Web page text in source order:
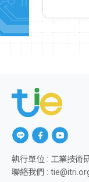
這些感
人或物
另開新視窗前往
另開新視窗
另開新
執行單位 : 工業技術
聯絡我們 :